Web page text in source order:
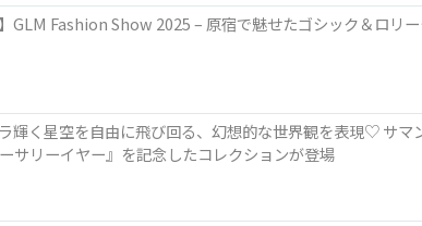
GLM Fashion Show 2025 – 原宿で魅せたゴシック＆ロリ
輝く星空を自由に飛び回る、幻想的な世界観を表現♡ サマ
サリーイヤー』を記念したコレクションが登場